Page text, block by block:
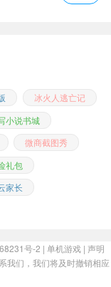
冰火人逃亡记
小说书城
微商截图秀
礼包
家长
号-2 | 单机游戏 | 声明
我们，我们将及时撤销相应